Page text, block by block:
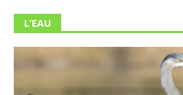
L’EAU